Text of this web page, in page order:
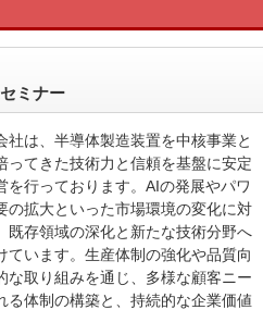
ミナー
社は、半導体製造装置を中核事業と
ってきた技術力と信頼を基盤に安定
を行っております。AIの発展やパワ
の拡大といった市場環境の変化に対
既存領域の深化と新たな技術分野へ
ています。生産体制の強化や品質向
な取り組みを通じ、多様な顧客ニー
る体制の構築と、持続的な企業価値